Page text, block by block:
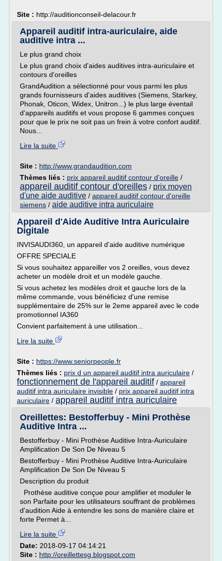
Site : http://auditionconseil-delacour.fr
Appareil auditif intra-auriculaire, aide
auditive intra ...
Le plus grand choix
Le plus grand choix d'aides auditives intra-auriculaire et
contours d'oreilles
GrandAudition a sélectionné pour vous parmi les plus
grands fournisseurs d'aides auditives (Siemens, Starkey,
Phonak, Oticon, Widex, Unitron...) le plus large éventail
d'appareils auditifs et vous propose 6 gammes conçues
pour que le prix ne soit pas un frein à votre confort auditif.
Nous...
Lire la suite
Site : http://www.grandaudition.com
Thèmes liés : prix appareil auditif contour d'oreille /
appareil auditif contour d'oreilles / prix moyen
d'une aide auditive / appareil auditif contour d'oreille
siemens / aide auditive intra auriculaire
Appareil d'Aide Auditive Intra Auriculaire
Digitale
INVISAUDI360, un appareil d'aide auditive numérique
OFFRE SPECIALE
Si vous souhaitez appareiller vos 2 oreilles, vous devez
acheter un modèle droit et un modèle gauche.
Si vous achetez les modèles droit et gauche lors de la
même commande, vous bénéficiez d'une remise
supplémentaire de 25% sur le 2eme appareil avec le code
promotionnel IA360
Convient parfaitement à une utilisation...
Lire la suite
Site : https://www.seniorpeople.fr
Thèmes liés : prix d un appareil auditif intra auriculaire /
fonctionnement de l'appareil auditif / appareil
auditif intra auriculaire invisible / prix appareil auditif intra
auriculaire / appareil auditif intra auriculaire
Oreillettes: Bestofferbuy - Mini Prothèse
Auditive Intra ...
Bestofferbuy - Mini Prothèse Auditive Intra-Auriculaire
Amplification De Son De Niveau 5
Bestofferbuy - Mini Prothèse Auditive Intra-Auriculaire
Amplification De Son De Niveau 5
Description du produit
Prothèse auditive conçue pour amplifier et moduler le
son Parfaite pour les utilisateurs souffrant de problèmes
d'audition Aide à entendre les sons de manière claire et
forte Permet à...
Lire la suite
Date: 2018-09-17 04:14:21
Site : http://oreillettesg.blogspot.com